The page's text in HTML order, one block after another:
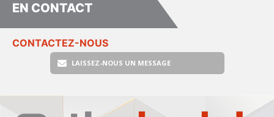
EN CONTACT
CONTACTEZ-NOUS
LAISSEZ-NOUS UN MESSAGE